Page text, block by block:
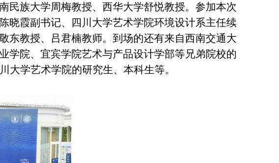
民族大学周梅教授、西华大学舒悦教授。参加本次
晓霞副书记、四川大学艺术学院环境设计系主任续
东教授、吕君楠教师。到场的还有来自西南交通大
学院、宜宾学院艺术与产品设计学部等兄弟院校的
大学艺术学院的研究生、本科生等。